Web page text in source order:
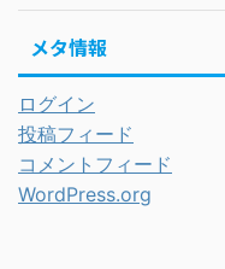
メタ情報
ログイン
投稿フィード
コメントフィード
WordPress.org